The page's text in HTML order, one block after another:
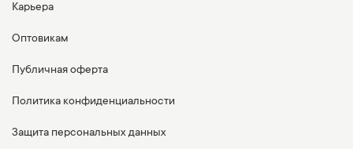
Карьера
Оптовикам
Публичная оферта
Политика конфиденциальности
Защита персональных данных